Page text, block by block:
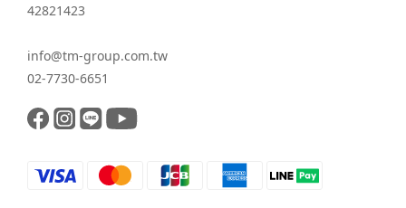
42821423
info@tm-group.com.tw
02-7730-6651